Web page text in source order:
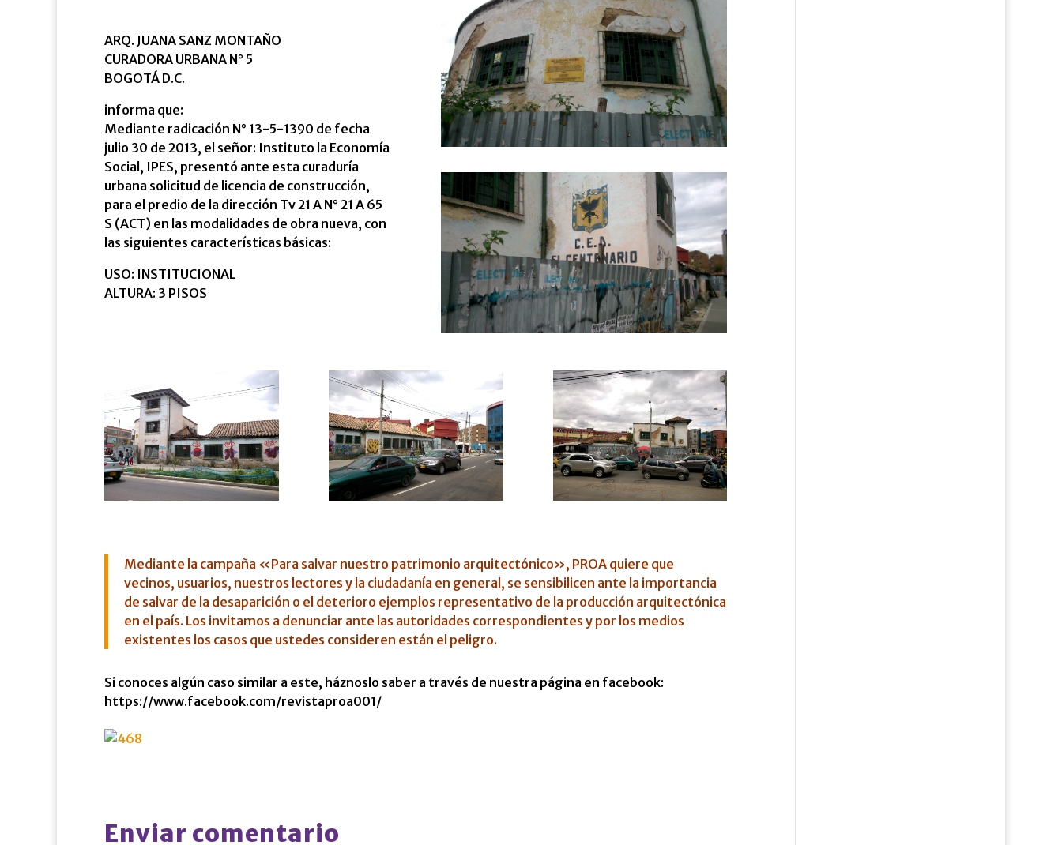
ARQ. JUANA SANZ MONTAÑO
CURADORA URBANA N° 5
BOGOTÁ D.C.
informa que:
Mediante radicación N° 13-5-1390 de fecha
julio 30 de 2013, el señor: Instituto la Economía
Social, IPES, presentó ante esta curaduría
urbana solicitud de licencia de construcción,
para el predio de la dirección Tv 21 A N° 21 A 65
S (ACT) en las modalidades de obra nueva, con
las siguientes características básicas:
USO: INSTITUCIONAL
ALTURA: 3 PISOS
Mediante la campaña «Para salvar nuestro patrimonio arquitectónico», PROA quiere que
vecinos, usuarios, nuestros lectores y la ciudadanía en general, se sensibilicen ante la importancia
de salvar de la desaparición o el deterioro ejemplos representativo de la producción arquitectónica
en el país. Los invitamos a denunciar ante las autoridades correspondientes y por los medios
existentes los casos que ustedes consideren están el peligro.
Si conoces algún caso similar a este, háznoslo saber a través de nuestra página en facebook:
https://www.facebook.com/revistaproa001/
Enviar comentario